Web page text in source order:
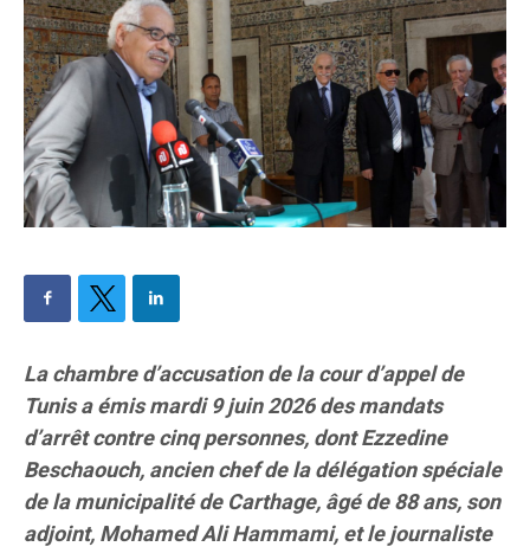
La chambre d’accusation de la cour d’appel de
Tunis a émis mardi 9 juin 2026 des mandats
d’arrêt contre cinq personnes, dont Ezzedine
Beschaouch, ancien chef de la délégation spéciale
de la municipalité de Carthage, âgé de 88 ans, son
adjoint, Mohamed Ali Hammami, et le journaliste